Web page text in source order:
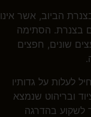
הביוב, אשר אינו
בצנרת. הסתימה
שונים, חפצים
לעלות על גדותיו
ובריהוט שנמצא
לשקוע בהדרגה